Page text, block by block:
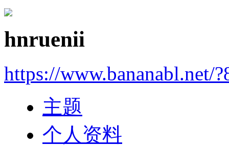
hnruenii
https://www.bananabl.net/
主题
个人资料